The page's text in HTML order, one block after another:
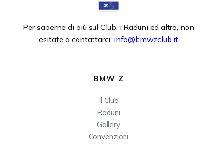
Per saperne di più sul Club, i Raduni ed altro, non
esitate a contattarci: info@bmwzclub.it
BMW Z
Il Club
Raduni
Gallery
Convenzioni